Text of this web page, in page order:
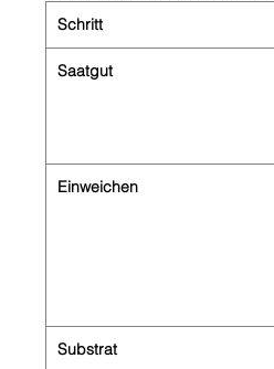
Schritt
Saatgut
Einweichen
Substrat